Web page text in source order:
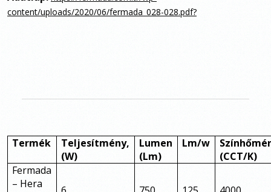
content/uploads/2020/06/fermada_028-028.pdf?
Termék
Teljesítmény,
(W)
Lumen
(Lm)
Lm/w
(CCT/K)
Fermada
– Hera